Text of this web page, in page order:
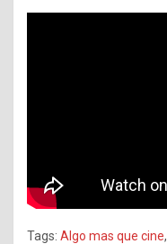
Tags: Algo mas que cine,